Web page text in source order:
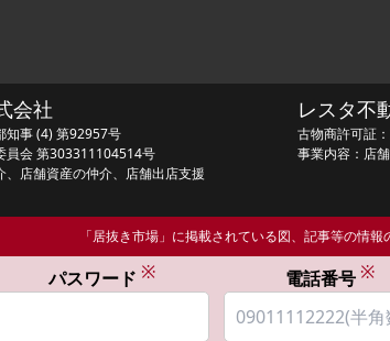
会社
知事 (4) 第92957号
員会 第303311104514号
店舗資産の仲介、店舗出店支援
レスタ不
古物商許可証
事業内容：店
「居抜き市場」に掲載されている図、記事等の情
パスワード ※ 電話番号 ※